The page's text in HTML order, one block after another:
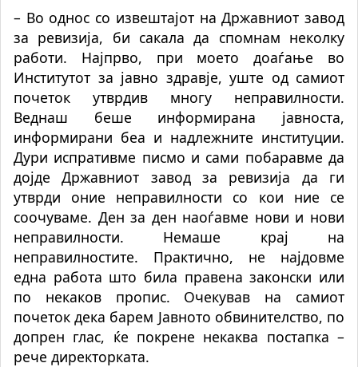
– Во однос со извештајот на Државниот завод
за ревизија, би сакала да спомнам неколку
работи. Најпрво, при моето доаѓање во
Институтот за јавно здравје, уште од самиот
почеток утврдив многу неправилности.
Веднаш беше информирана јавноста,
информирани беа и надлежните институции.
Дури испративме писмо и сами побаравме да
дојде Државниот завод за ревизија да ги
утврди оние неправилности со кои ние се
соочуваме. Ден за ден наоѓавме нови и нови
неправилности. Немаше крај на
неправилностите. Практично, не најдовме
една работа што била правена законски или
по некаков пропис. Очекував на самиот
почеток дека барем Јавното обвинителство, по
допрен глас, ќе покрене некаква постапка –
рече директорката.